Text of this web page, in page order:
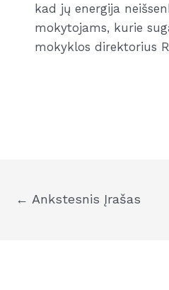
kad jų energija
mokytojams, kurie
mokyklos direktorius
Navigacija
← Ankstesnis Įrašas